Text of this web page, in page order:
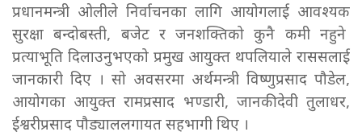
प्रधानमन्त्री ओलीले निर्वाचनका लागि आयोगलाई आवश्यक
सुरक्षा बन्दोबस्ती, बजेट र जनशक्तिको कुनै कमी नहुने
प्रत्याभूति दिलाउनुभएको प्रमुख आयुक्त थपलियाले राससलाई
जानकारी दिए । सो अवसरमा अर्थमन्त्री विष्णुप्रसाद पौडेल,
आयोगका आयुक्त रामप्रसाद भण्डारी, जानकीदेवी तुलाधर,
ईश्वरीप्रसाद पौड्याललगायत सहभागी थिए ।